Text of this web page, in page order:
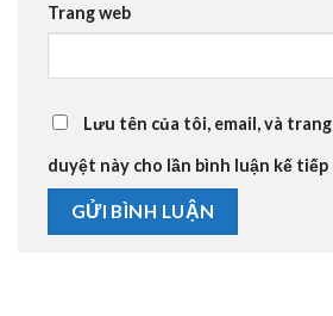
Trang web
Lưu tên của tôi, email, và
duyệt này cho lần bình luận kế tiếp